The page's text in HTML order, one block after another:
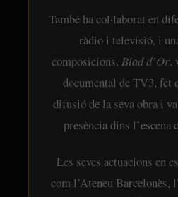
També ha col·laborat en
ràdio i televisió, i
composicions, Blad d’Or,
documental de TV3, fet
difusió de la seva obra i
presència dins l’escena
Les seves actuacions en
com l’Ateneu Barcelonès,